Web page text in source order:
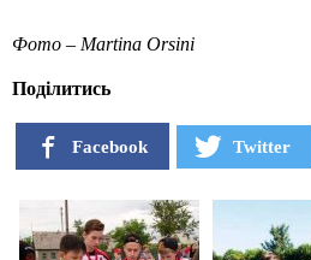
Фото – Martina Orsini
Поділитись
Facebook Twitter